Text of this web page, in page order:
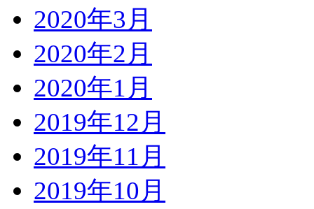
2020年3月
2020年2月
2020年1月
2019年12月
2019年11月
2019年10月